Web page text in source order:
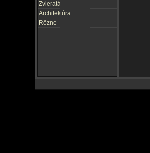
Zvieratá
Architektúra
Rôzne